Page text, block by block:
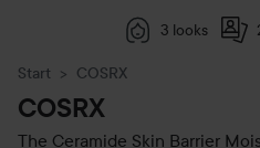
3 looks
Start COSRX
COSRX
The Ceramide Skin Barrier